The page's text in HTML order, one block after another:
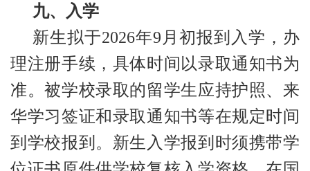
九、入学
新生拟于2026年9月初报到入学，办
理注册手续，具体时间以录取通知书为
准。被学校录取的留学生应持护照、来
华学习签证和录取通知书等在规定时间
到学校报到。新生入学报到时须携带学